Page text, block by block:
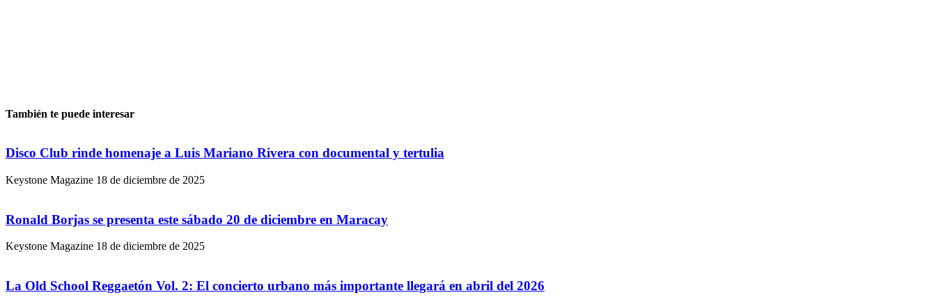
También te puede interesar
Disco Club rinde homenaje a Luis Mariano Rivera con documental y tertulia
Keystone Magazine 18 de diciembre de 2025
Ronald Borjas se presenta este sábado 20 de diciembre en Maracay
Keystone Magazine 18 de diciembre de 2025
La Old School Reggaetón Vol. 2: El concierto urbano más importante llegará en abril del 2026